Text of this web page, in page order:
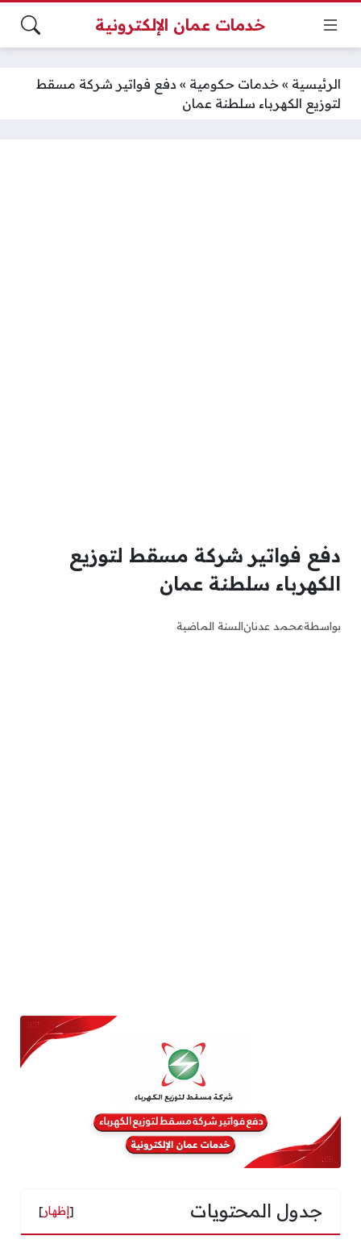
خدمات عمان الإلكترونية
الرئيسية » خدمات حكومية » دفع فواتير شركة مسقط
لتوزيع الكهرباء سلطنة عمان
دفع فواتير شركة مسقط لتوزيع
الكهرباء سلطنة عمان
بواسطةمحمد عدنانالسنة الماضية
جدول المحتويات [إظهار]